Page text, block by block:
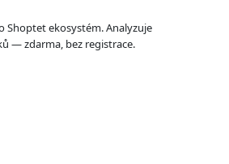
Shoptet ekosystém. Analyzuje
— zdarma, bez registrace.